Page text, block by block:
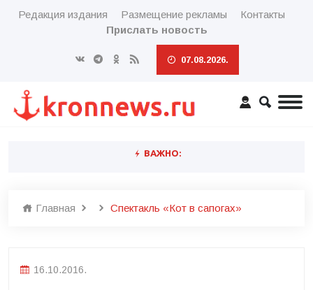
Редакция издания Размещение рекламы
Контакты
Прислать новость
07.08.2026.
ВАЖНО:
Главная Спектакль «Кот в сапогах»
16.10.2016.